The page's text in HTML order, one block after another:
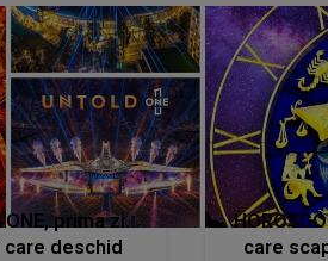
ONE, prima zi.
deschid
care